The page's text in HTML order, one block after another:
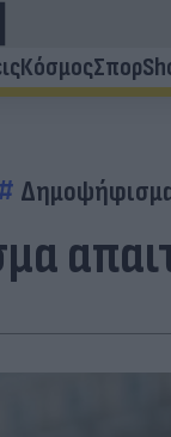
ΚόσμοςΣπορ